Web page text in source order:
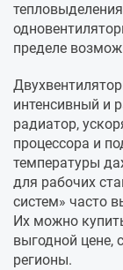
пределе
интенсивный и
радиатор,
процессора и
температуры
для рабочих
систем» часто
Их можно
выгодной цене,
регионы.